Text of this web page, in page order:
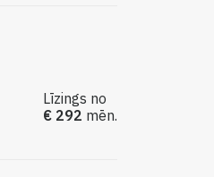
Līzings no
€ 292 mēn.